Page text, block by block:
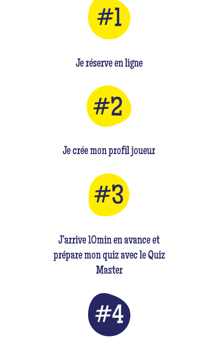
Je réserve en ligne
Je crée mon profil joueur
J'arrive 10min en avance et
prépare mon quiz avec le Quiz
Master